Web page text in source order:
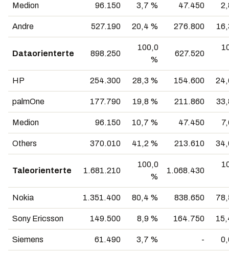
Medion 96.150 3,7 % 47.450
Andre 527.190 20,4 % 276.800
Dataorienterte 898.250
100,0
%
627.520
HP 254.300 28,3 % 154.600
palmOne 177.790 19,8 % 211.860
Medion 96.150 10,7 % 47.450
Others 370.010 41,2 % 213.610
Taleorienterte 1.681.210
100,0
%
1.068.430
Nokia 1.351.400 80,4 % 838.650
Sony Ericsson 149.500 8,9 % 164.750
Siemens 61.490 3,7 % -